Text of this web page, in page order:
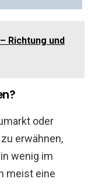
Richtung und
oder
erwähnen,
wenig im
meist eine